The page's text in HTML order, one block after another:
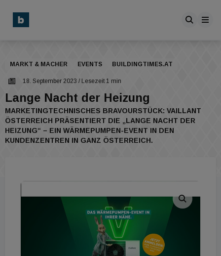
MARKT & MACHER EVENTS BUILDINGTIMES.AT
18. September 2023 / Lesezeit 1 min
Lange Nacht der Heizung
MARKETINGTECHNISCHES BRAVOURSTÜCK: VAILLANT
ÖSTERREICH PRÄSENTIERT DIE „LANGE NACHT DER
HEIZUNG“ – EIN WÄRMEPUMPEN-EVENT IN DEN
KUNDENZENTREN IN GANZ ÖSTERREICH.